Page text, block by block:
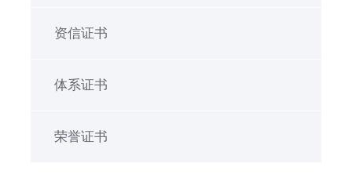
资信证书
体系证书
荣誉证书